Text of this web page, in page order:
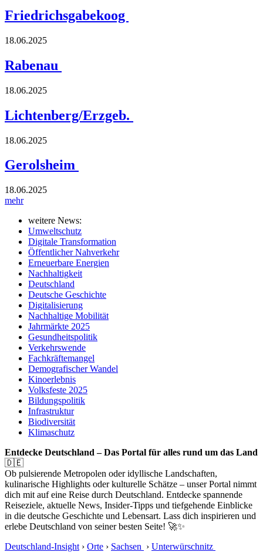
Friedrichsgabekoog
18.06.2025
Rabenau
18.06.2025
Lichtenberg/Erzgeb.
18.06.2025
Gerolsheim
18.06.2025
mehr
weitere News:
Umweltschutz
Digitale Transformation
Öffentlicher Nahverkehr
Erneuerbare Energien
Nachhaltigkeit
Deutschland
Deutsche Geschichte
Digitalisierung
Nachhaltige Mobilität
Jahrmärkte 2025
Gesundheitspolitik
Verkehrswende
Fachkräftemangel
Demografischer Wandel
Kinoerlebnis
Volksfeste 2025
Bildungspolitik
Infrastruktur
Biodiversität
Klimaschutz
Entdecke Deutschland – Das Portal für alles rund um das Land
🇩🇪
Ob pulsierende Metropolen oder idyllische Landschaften,
kulinarische Highlights oder kulturelle Schätze – unser Portal nimmt
dich mit auf eine Reise durch Deutschland. Entdecke spannende
Reiseziele, aktuelle News, Insider-Tipps und tiefgehende Einblicke
in die deutsche Geschichte und Lebensart. Lass dich inspirieren und
erlebe Deutschland von seiner besten Seite! 🚀✨
Deutschland-Insight › Orte › Sachsen › Unterwürschnitz